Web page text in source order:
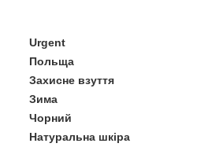
Urgent
Польща
Захисне взуття
Зима
Чорний
Натуральна шкіра